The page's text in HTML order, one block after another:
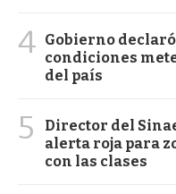
4 Gobierno
condiciones
del país
5
Director del
alerta roja para
con las clases